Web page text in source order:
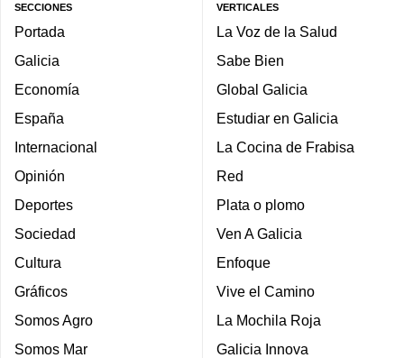
SECCIONES
Portada
Galicia
Economía
España
Internacional
Opinión
Deportes
Sociedad
Cultura
Gráficos
Somos Agro
Somos Mar
VERTICALES
La Voz de la Salud
Sabe Bien
Global Galicia
Estudiar en Galicia
La Cocina de Frabisa
Red
Plata o plomo
Ven A Galicia
Enfoque
Vive el Camino
La Mochila Roja
Galicia Innova